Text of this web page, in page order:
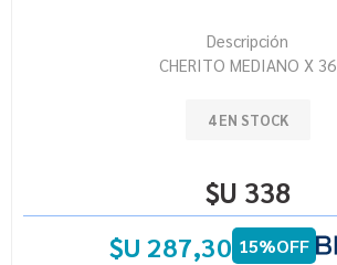
Descripción
CHERITO MEDIANO X 36
4 EN STOCK
$U 338
$U 287,30 15%OFF